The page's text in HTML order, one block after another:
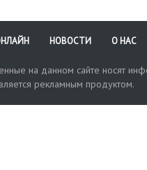
НОВОСТИ О НАС
на данном сайте носят
рекламным продуктом.